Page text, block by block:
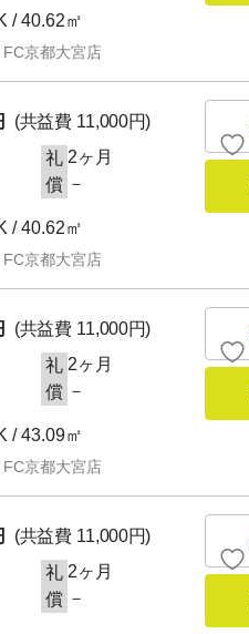
/ 40.62㎡
京都大宮店
(共益費 11,000円)
礼 2ヶ月
償 －
/ 40.62㎡
京都大宮店
(共益費 11,000円)
礼 2ヶ月
償 －
/ 43.09㎡
京都大宮店
(共益費 11,000円)
礼 2ヶ月
償 －